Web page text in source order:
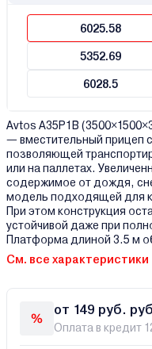
6025.58
5352.69
6028.5
Avtos A35P1B
— вместительный прицеп
позволяющей
или на паллетах.
содержимое от дождя,
модель подходящей для
При этом конструкция
устойчивой даже при
Платформа длиной 3.5 м
См. все характеристики
от 149 руб.
Оплата в кредит